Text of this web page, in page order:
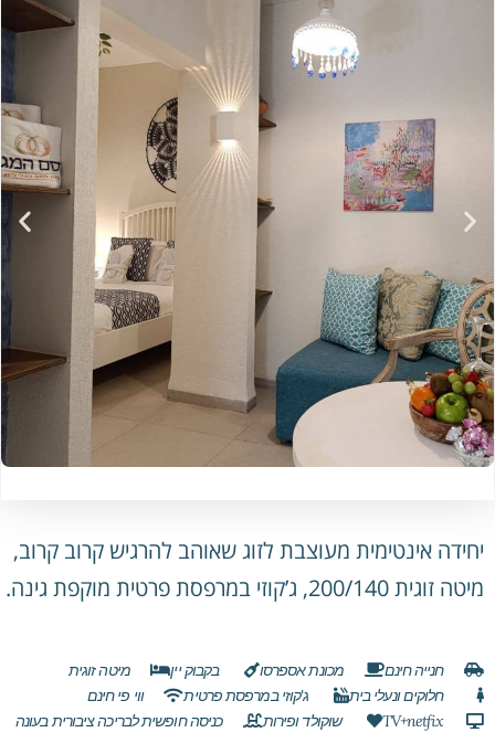
יחידה אינטימית מעוצבת לזוג שאוהב להרגיש קרוב קרוב,
מיטה זוגית 200/140, ג’קוזי במרפסת פרטית מוקפת גינה.
חנייה חינם מכונת אספרסו בקבוק יין
מיטה זוגית
חלוקים ונעלי בית
ג'קוזי במרפסת פרטית
ווי פי חינם
TV+netfix
שוקולד ופירות
כניסה חופשית לבריכה ציבורית בעונה